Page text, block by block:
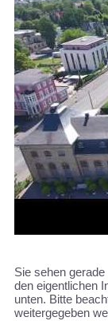
Sie sehen
den eigentlichen
unten. Bitte
weitergegeben